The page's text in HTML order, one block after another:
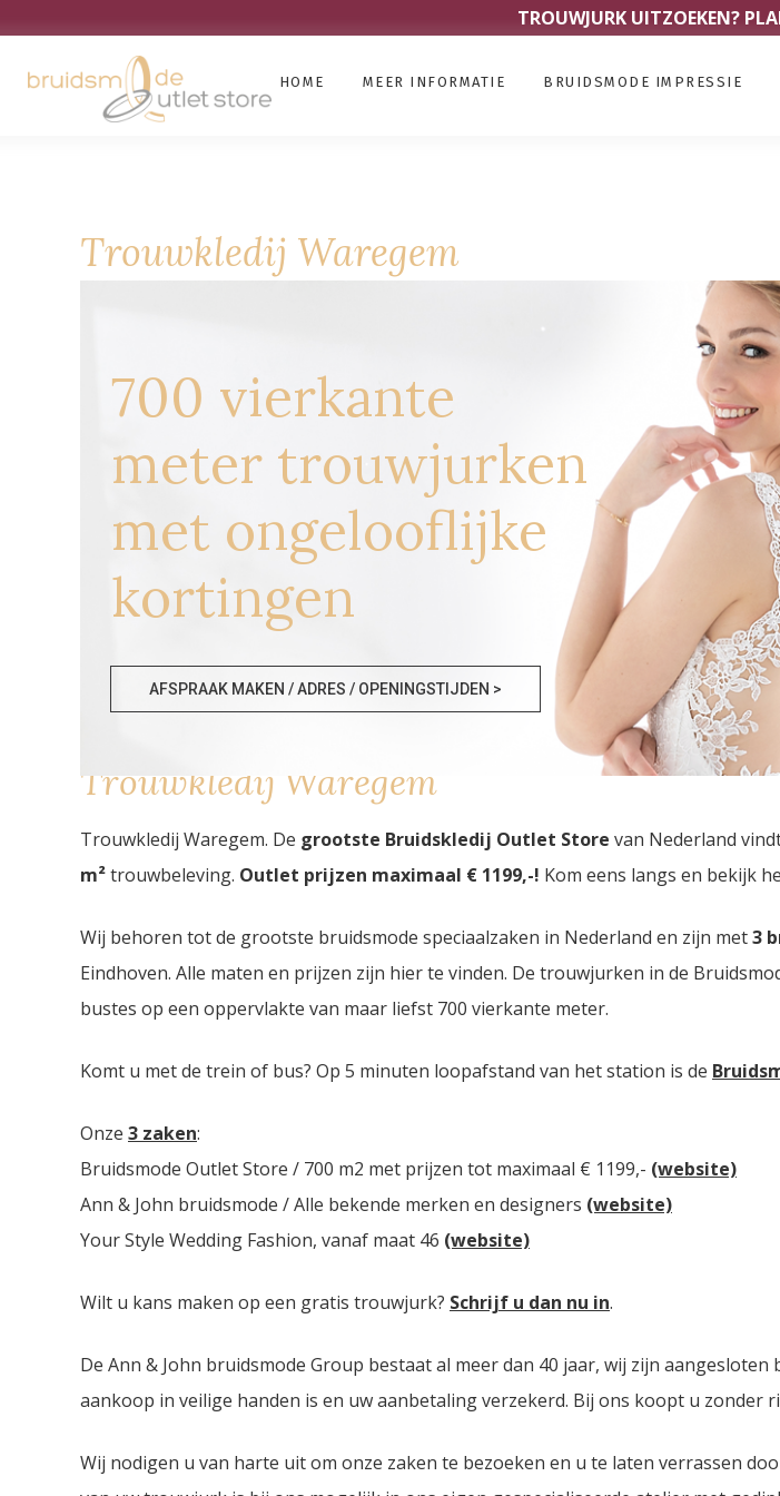
TROUWJURK UITZOEKEN?
HOME MEER INFORMATIE BRUIDSMODE IMPRESSIE
Trouwkledij Waregem
700 vierkante
meter trouwjurken
met ongelooflijke
kortingen
AFSPRAAK MAKEN / ADRES / OPENINGSTIJDEN >
Trouwkledij Waregem
Trouwkledij Waregem. De grootste Bruidskledij Outlet Store van Nederland
m²trouwbeleving. Outlet prijzen maximaal € 1199,-! Kom eens langs en bekijk
Wij behoren tot de grootste bruidsmode speciaalzaken in Nederland en zijn met3
Eindhoven. Alle maten en prijzen zijn hier te vinden. De trouwjurken in de
bustes op een oppervlakte van maar liefst 700 vierkante meter.
Komt u met de trein of bus? Op 5 minuten loopafstand van het station is de
Onze 3 zaken:
Bruidsmode Outlet Store / 700 m2 met prijzen tot maximaal € 1199,- (website)
Ann & John bruidsmode / Alle bekende merken en designers (website)
Your Style Wedding Fashion, vanaf maat 46 (website)
Wilt u kans maken op een gratis trouwjurk? Schrijf u dan nu in.
De Ann & John bruidsmode Group bestaat al meer dan 40 jaar, wij zijn
aankoop in veilige handen is en uw aanbetaling verzekerd. Bij ons koopt u zonder
Wij nodigen u van harte uit om onze zaken te bezoeken en u te laten verrassen